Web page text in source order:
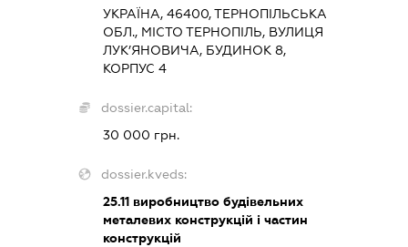
УКРАЇНА, 46400, ТЕРНОПІЛЬСЬКА
ОБЛ., МІСТО ТЕРНОПІЛЬ, ВУЛИЦЯ
ЛУК’ЯНОВИЧА, БУДИНОК 8,
КОРПУС 4
dossier.capital:
30 000 грн.
dossier.kveds:
25.11виробництво будівельних
металевих конструкцій і частин
конструкцій